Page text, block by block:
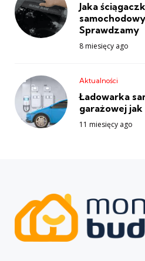
Jaka
Sprawdzamy
8 miesięcy ago
Aktualności
Ładowarka
garażowej
11 miesięcy ago